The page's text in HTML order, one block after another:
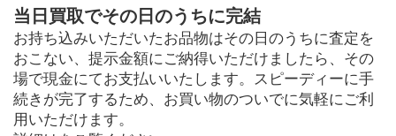
当日買取でその日のうちに完結
お持ち込みいただいたお品物はその日のうちに査定を
おこない、提示金額にご納得いただけましたら、その
場で現金にてお支払いいたします。スピーディーに手
続きが完了するため、お買い物のついでに気軽にご利
用いただけます。